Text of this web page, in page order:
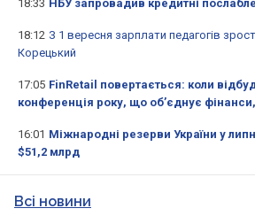
18:33 НБУ запровадив кредитні
18:12 З 1 вересня зарплати педагогів
Корецький
17:05 FinRetail повертається: коли
конференція року, що об’єднує фінанси,
16:01 Міжнародні резерви України у
$51,2 млрд
Всі новини